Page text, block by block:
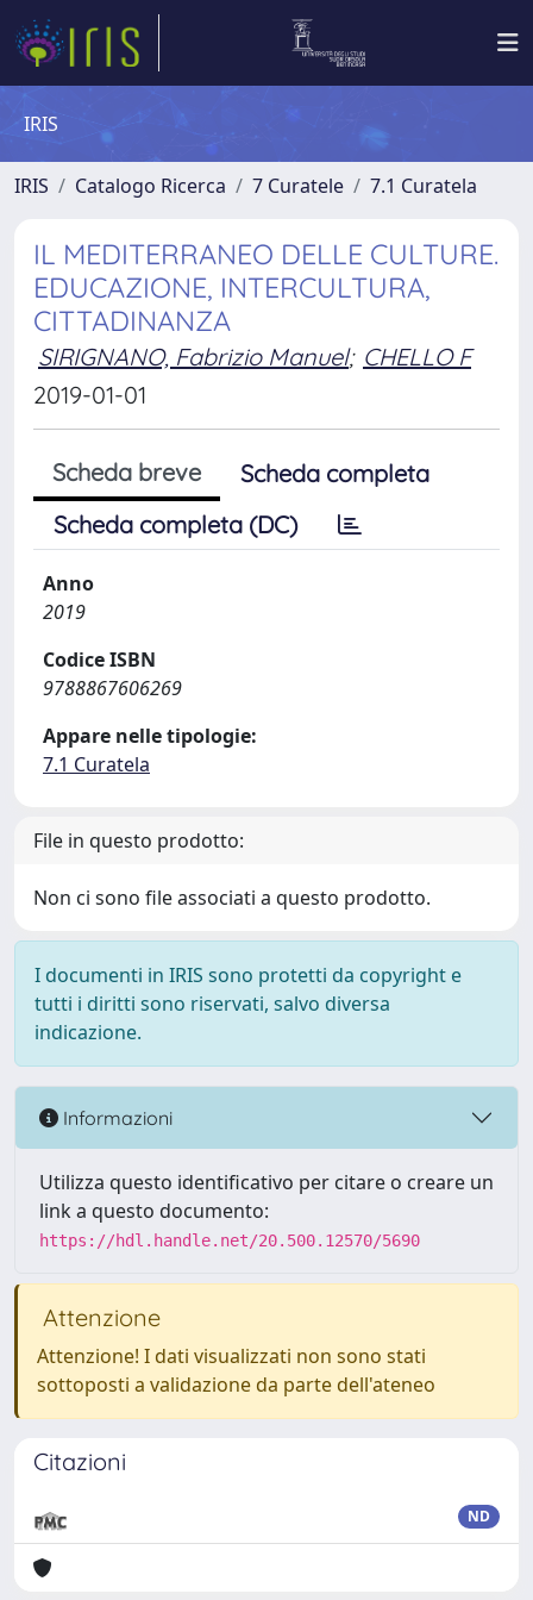
IRIS
IRIS Catalogo Ricerca 7 Curatele 7.1 Curatela
IL MEDITERRANEO DELLE CULTURE.
EDUCAZIONE, INTERCULTURA,
CITTADINANZA
SIRIGNANO, Fabrizio Manuel; CHELLO F
2019-01-01
Scheda breve
Scheda completa
Scheda completa (DC)
Anno
2019
Codice ISBN
9788867606269
Appare nelle tipologie:
7.1 Curatela
File in questo prodotto:
Non ci sono file associati a questo prodotto.
I documenti in IRIS sono protetti da copyright e
tutti i diritti sono riservati, salvo diversa
indicazione.
Informazioni
Utilizza questo identificativo per citare o creare un
link a questo documento:
https://hdl.handle.net/20.500.12570/5690
Attenzione
Attenzione! I dati visualizzati non sono stati
sottoposti a validazione da parte dell'ateneo
Citazioni
ND